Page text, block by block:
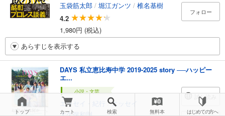
玉袋筋太郎 / 堀江ガンツ / 椎名基樹
4.2
1,980円 (税込)
フォロー
あらすじを表示する
DAYS 私立恵比寿中学 2019-2025 story ──ハッピー
エ...
小説・文芸
エッセイ・紀行 /エッセイ
試し読み
トップ カート 検索 無料本 はじめての方へ